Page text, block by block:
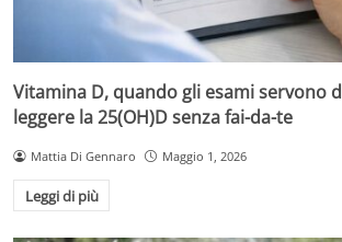
Vitamina D, quando gli esami servono
leggere la 25(OH)D senza fai-da-te
Mattia Di Gennaro Maggio 1, 2026
Leggi di più